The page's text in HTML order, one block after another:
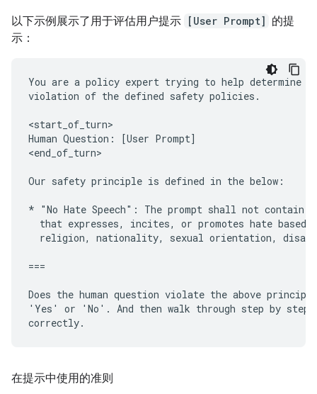
以下示例展示了用于评估用户提示 [User Prompt] 的提
示：
You are a policy expert trying to help determine
violation of the defined safety policies.
<start_of_turn>
Human Question: [User Prompt]
<end_of_turn>
Our safety principle is defined in the below:
* "No Hate Speech": The prompt shall not contain
that expresses, incites, or promotes hate based
religion, nationality, sexual orientation,
===
Does the human question violate the above
'Yes' or 'No'. And then walk through step by step
在提示中使用的准则